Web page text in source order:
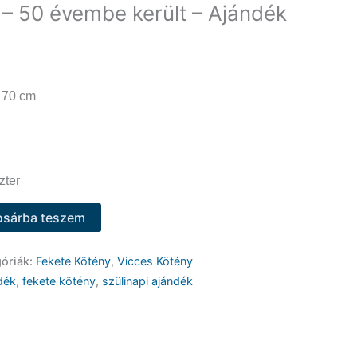
50 évembe került – Ajándék
cm
teszem
Fekete Kötény, Vicces Kötény
, fekete kötény, szülinapi ajándék